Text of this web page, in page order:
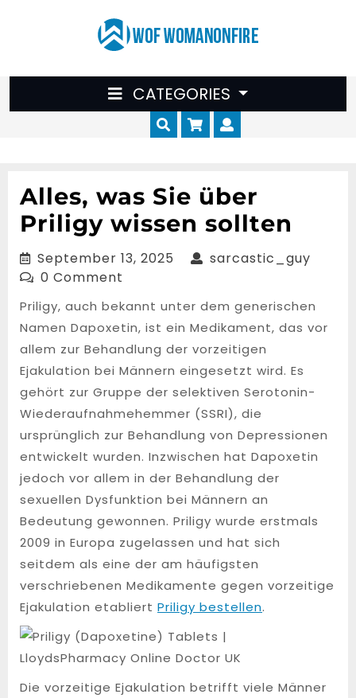
CATEGORIES
Cart
Alles, was Sie über
Priligy wissen sollten
September 13, 2025 September
sarcastic_guy
0 Comment
Priligy, auch bekannt unter dem generischen
Namen Dapoxetin, ist ein Medikament, das vor
allem zur Behandlung der vorzeitigen
Ejakulation bei Männern eingesetzt wird. Es
gehört zur Gruppe der selektiven Serotonin-
Wiederaufnahmehemmer (SSRI), die
ursprünglich zur Behandlung von Depressionen
entwickelt wurden. Inzwischen hat Dapoxetin
jedoch vor allem in der Behandlung der
sexuellen Dysfunktion bei Männern an
Bedeutung gewonnen. Priligy wurde erstmals
2009 in Europa zugelassen und hat sich
seitdem als eine der am häufigsten
verschriebenen Medikamente gegen vorzeitige
Ejakulation etabliert Priligy bestellen.
Die vorzeitige Ejakulation betrifft viele Männer